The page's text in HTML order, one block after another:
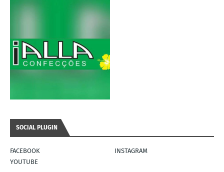
SOCIAL PLUGIN
FACEBOOK
INSTAGRAM
YOUTUBE